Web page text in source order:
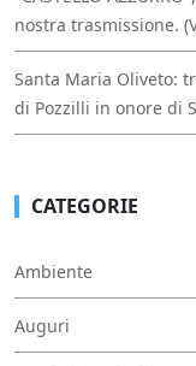
nostra trasmissione.
Santa Maria Oliveto:
di Pozzilli in onore di
CATEGORIE
Ambiente
Auguri